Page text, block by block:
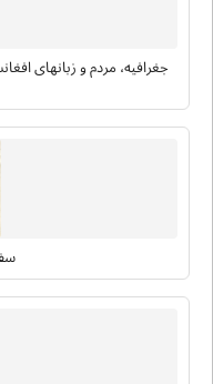
جغرافیه، مردم و زبانهای